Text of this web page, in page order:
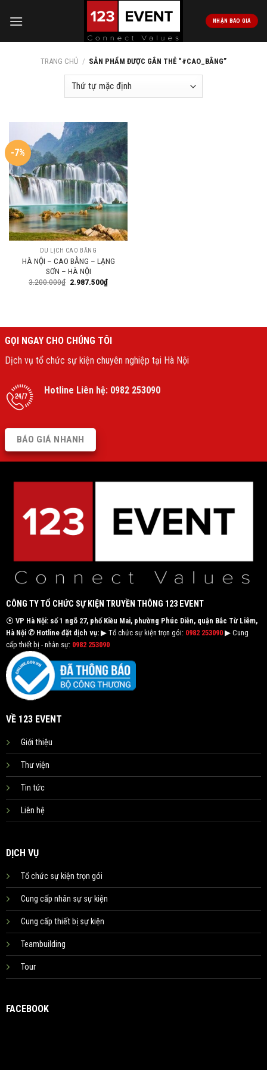
NHẬN BÁO GIÁ
TRANG CHỦ / SẢN PHẨM ĐƯỢC GẮN THẺ “#CAO_BẰNG”
-7%
DU LỊCH CAO BẰNG
HÀ NỘI – CAO BẰNG – LẠNG
SƠN – HÀ NỘI
3.200.000₫ 2.987.500₫
GỌI NGAY CHO CHÚNG TÔI
Dịch vụ tổ chức sự kiện chuyên nghiệp tại Hà Nội
Hotline Liên hệ: 0982 253090
BÁO GIÁ NHANH
CÔNG TY TỔ CHỨC SỰ KIỆN TRUYỀN THÔNG 123 EVENT
⦿ VP Hà Nội: số 1 ngõ 27, phố Kiều Mai, phường Phúc Diễn, quận Bắc Từ Liêm,
Hà Nội ✆ Hotline đặt dịch vụ:▶ Tổ chức sự kiện trọn gói: 0982 253090▶ Cung
cấp thiết bị - nhân sự: 0982 253090
VỀ 123 EVENT
Giới thiệu
Thư viện
Tin tức
Liên hệ
DỊCH VỤ
Tổ chức sự kiện trọn gói
Cung cấp nhân sự sự kiện
Cung cấp thiết bị sự kiện
Teambuilding
Tour
FACEBOOK